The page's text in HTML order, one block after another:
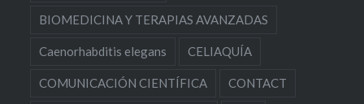
BIOMEDICINA Y TERAPIAS AVANZADAS
Caenorhabditis elegans CELIAQUÍA
COMUNICACIÓN CIENTÍFICA CONTACT